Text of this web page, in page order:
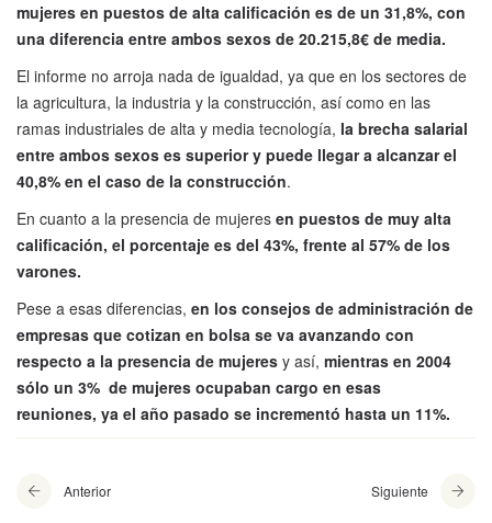
mujeres en puestos de alta calificación es de un 31,8%, con
una diferencia entre ambos sexos de 20.215,8€ de media.
El informe no arroja nada de igualdad, ya que en los sectores de
la agricultura, la industria y la construcción, así como en las
ramas industriales de alta y media tecnología, la brecha salarial
entre ambos sexos es superior y puede llegar a alcanzar el
40,8% en el caso de la construcción.
En cuanto a la presencia de mujeres en puestos de muy alta
calificación, el porcentaje es del 43%, frente al 57% de los
varones.
Pese a esas diferencias, en los consejos de administración de
empresas que cotizan en bolsa se va avanzando con
respecto a la presencia de mujeres y así, mientras en 2004
sólo un 3% de mujeres ocupaban cargo en esas
reuniones, ya el año pasado se incrementó hasta un 11%.
Anterior Siguiente